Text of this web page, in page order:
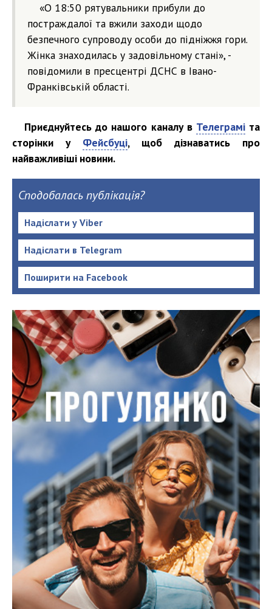
«О 18:50 рятувальники прибули до
постраждалої та вжили заходи щодо
безпечного супроводу особи до підніжжя гори.
Жінка знаходилась у задовільному стані», -
повідомили в пресцентрі ДСНС в Івано-
Франківській області.
Приєднуйтесь до нашого каналу в Телеграміта
сторінки у Фейсбуці, щоб дізнаватись про
найважливіші новини.
Сподобалась публікація?
Надіслати у Viber
Надіслати в Telegram
Поширити на Facebook